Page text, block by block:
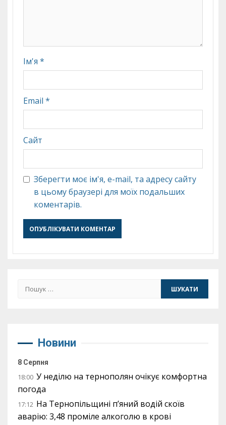
Ім'я *
Email *
Сайт
Зберегти моє ім'я, e-mail, та адресу сайту
в цьому браузері для моїх подальших
коментарів.
Пошук:
Новини
8 Серпня
18:00 У неділю на тернополян очікує комфортна
погода
17:12 На Тернопільщині п’яний водій скоїв
аварію: 3,48 проміле алкоголю в крові